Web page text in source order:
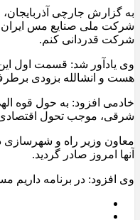
به گزارش جارچی
شرکت ملی صنایع مس ایران
شرکت قدردانی کنم.
وی یادآور شد: قسمت اول این
هست ‌و انشالله بزودی
شرقی، موجب تحول
آنها امروز صادر گردید.
وی افزود: در برنامه داریم مسیر اهر –